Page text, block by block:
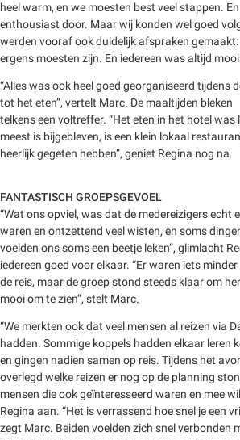
heel warm, en we moesten best veel stappen.
enthousiast door. Maar wij konden wel goed
werden vooraf ook duidelijk afspraken
ergens moesten zijn. En iedereen was altijd
“Alles was ook heel goed georganiseerd tijdens
tot het eten”, vertelt Marc. De maaltijden bleken
telkens een voltreffer. “Het eten in het hotel was
meest is bijgebleven, is een klein lokaal
heerlijk gegeten hebben”, geniet Regina nog na.
FANTASTISCH GROEPSGEVOEL
“Wat ons opviel, was dat de medereizigers echt
waren en ontzettend veel wisten, en soms
voelden ons soms een beetje leken”, glimlacht
iedereen goed voor elkaar. “Er waren iets
de reis, maar de groep stond steeds klaar om
mooi om te zien”, stelt Marc.
“We merkten ook dat veel mensen al reizen via
hadden. Sommige koppels hadden elkaar leren
en gingen nadien samen op reis. Tijdens het
overlegd welke reizen er nog op de planning
mensen die ook geïnteresseerd waren en mee
Regina aan. “Het is verrassend hoe snel je een
zegt Marc. Beiden voelden zich snel verbonden